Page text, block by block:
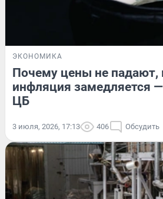
ЭКОНОМИКА
Почему цены не падают,
инфляция замедляется
ЦБ
3 июля, 2026, 17:13 406 Обсудить